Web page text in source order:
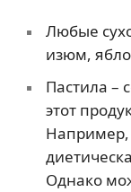
Любые
изюм,
Пастила –
этот
Например,
Однако